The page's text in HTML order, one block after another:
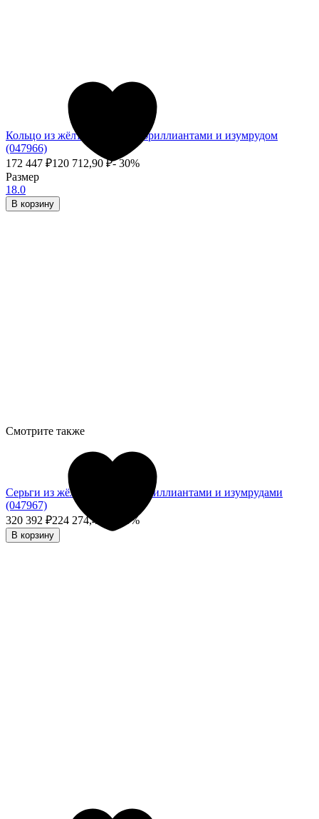
Кольцо из жёлтого золота с бриллиантами и изумрудом
(047966)
172 447 ₽120 712,90₽- 30%
Размер
18.0
В корзину
Серьги из жёлтого золота с бриллиантами и изумрудами
(047967)
320 392 ₽224 274,40 - 30%
В корзину
Смотрите также